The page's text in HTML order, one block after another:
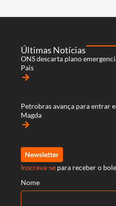
Últimas Notícias
ONS descarta plano
Pais
arrow_forward
Petrobras avança para entrar
Magda
arrow_forward
Newsletter
Inscreva-se para receber o
Nome